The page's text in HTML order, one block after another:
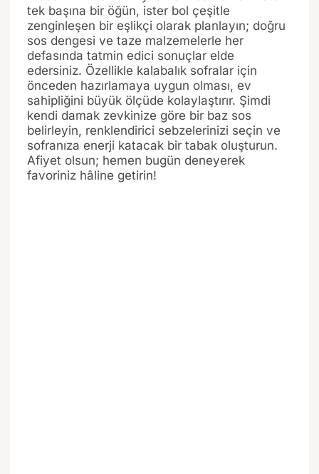
tek başına bir öğün, ister bol çeşitle
zenginleşen bir eşlikçi olarak planlayın; doğru
sos dengesi ve taze malzemelerle her
defasında tatmin edici sonuçlar elde
edersiniz. Özellikle kalabalık sofralar için
önceden hazırlamaya uygun olması, ev
sahipliğini büyük ölçüde kolaylaştırır. Şimdi
kendi damak zevkinize göre bir baz sos
belirleyin, renklendirici sebzelerinizi seçin ve
sofranıza enerji katacak bir tabak oluşturun.
Afiyet olsun; hemen bugün deneyerek
favoriniz hâline getirin!